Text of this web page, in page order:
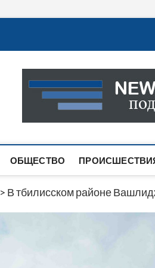
Новости
САМАЯ АКТУАЛЬНАЯ
САЙТЕ ВЫ НАЙДЕТЕ
ОБЩЕСТВО
> В тбилисском районе